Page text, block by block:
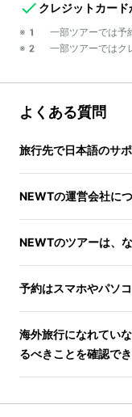
クレジットカー
※1 一部ツアーでは予約
※2 一部ツアーではクレ
よくある質問
旅行先で日本語のサ
NEWTの運営会社に
NEWTのツアーは、
予約はスマホやパソ
海外旅行になれてい
るべきことを確認で